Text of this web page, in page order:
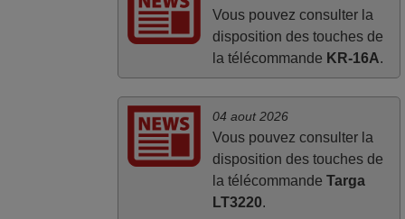
Vous pouvez consulter la
disposition des touches de
la télécommande KR-16A.
04 aout 2026
Vous pouvez consulter la
disposition des touches de
la télécommande Targa
LT3220.